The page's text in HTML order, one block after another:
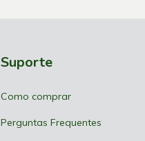
Suporte
Como comprar
Perguntas Frequentes